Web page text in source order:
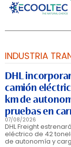
INDUSTRIA
DHL
camión
km de
pruebas en
07/08/2026
DHL Freight
eléctrico de 42
de autonomía y